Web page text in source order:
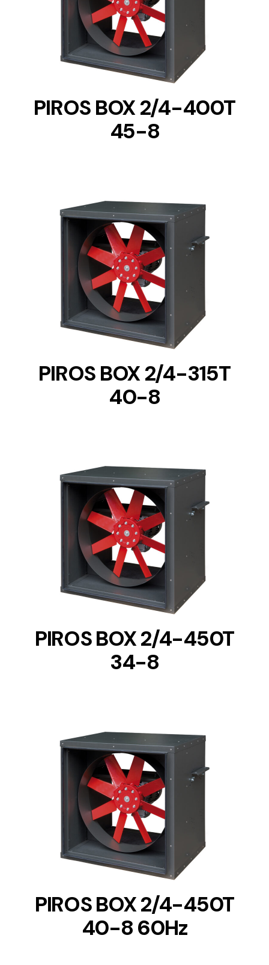
DETAILS
PIROS BOX 2/4-400T
45-8
DETAILS
PIROS BOX 2/4-315T
40-8
DETAILS
PIROS BOX 2/4-450T
34-8
DETAILS
PIROS BOX 2/4-450T
40-8 60Hz